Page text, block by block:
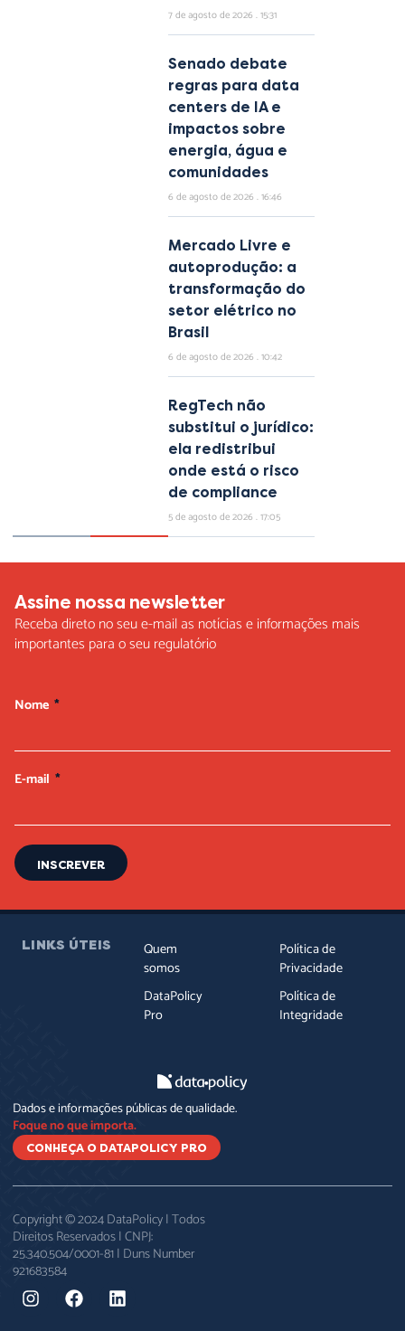
7 de agosto de 2026 15:31
Senado debate
regras para data
centers de IA e
impactos sobre
energia, água e
comunidades
6 de agosto de 2026 16:46
Mercado Livre e
autoprodução: a
transformação do
setor elétrico no
Brasil
6 de agosto de 2026 10:42
RegTech não
substitui o jurídico:
ela redistribui
onde está o risco
de compliance
5 de agosto de 2026 17:05
Assine nossa newsletter
Receba direto no seu e-mail as notícias e informações mais
importantes para o seu regulatório
Nome
E-mail
INSCREVER
LINKS ÚTEIS
Quem
somos
DataPolicy
Pro
Política de
Privacidade
Política de
Integridade
Dados e informações públicas de qualidade.
Foque no que importa.
CONHEÇA O DATAPOLICY PRO
Copyright © 2024 DataPolicy | Todos
Direitos Reservados | CNPJ:
25.340.504/0001-81 | Duns Number
921683584